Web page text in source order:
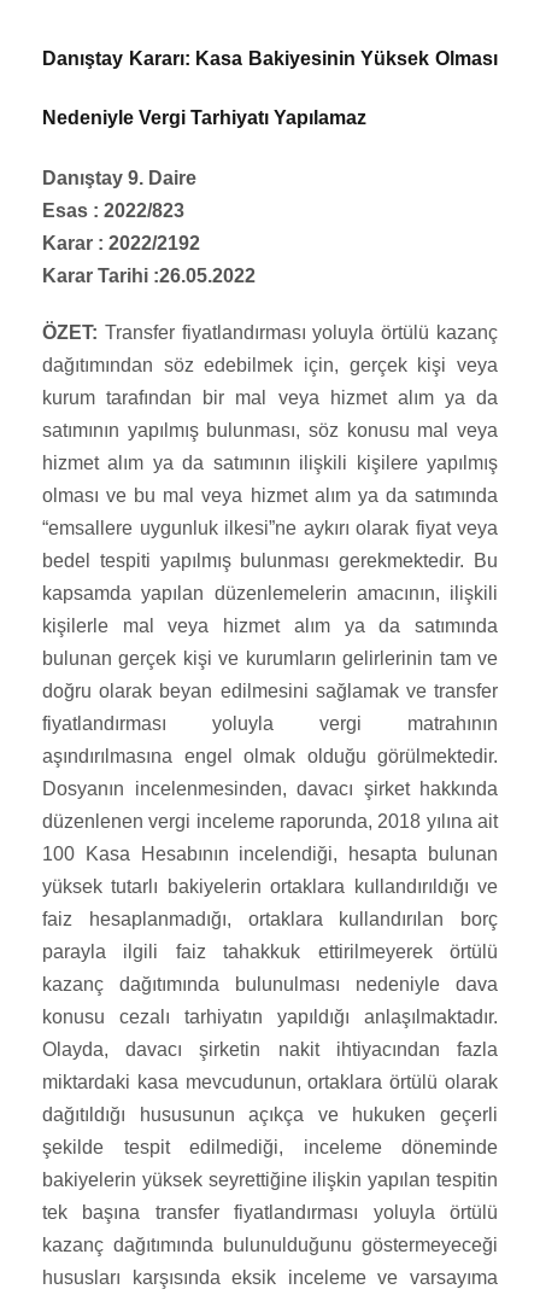
Danıştay Kararı: Kasa Bakiyesinin Yüksek Olması
Nedeniyle Vergi Tarhiyatı Yapılamaz
Danıştay 9. Daire
Esas : 2022/823
Karar : 2022/2192
Karar Tarihi :26.05.2022
ÖZET: Transfer fiyatlandırması yoluyla örtülü kazanç
dağıtımından söz edebilmek için, gerçek kişi veya
kurum tarafından bir mal veya hizmet alım ya da
satımının yapılmış bulunması, söz konusu mal veya
hizmet alım ya da satımının ilişkili kişilere yapılmış
olması ve bu mal veya hizmet alım ya da satımında
“emsallere uygunluk ilkesi”ne aykırı olarak fiyat veya
bedel tespiti yapılmış bulunması gerekmektedir. Bu
kapsamda yapılan düzenlemelerin amacının, ilişkili
kişilerle mal veya hizmet alım ya da satımında
bulunan gerçek kişi ve kurumların gelirlerinin tam ve
doğru olarak beyan edilmesini sağlamak ve transfer
fiyatlandırması yoluyla vergi matrahının
aşındırılmasına engel olmak olduğu görülmektedir.
Dosyanın incelenmesinden, davacı şirket hakkında
düzenlenen vergi inceleme raporunda, 2018 yılına ait
100 Kasa Hesabının incelendiği, hesapta bulunan
yüksek tutarlı bakiyelerin ortaklara kullandırıldığı ve
faiz hesaplanmadığı, ortaklara kullandırılan borç
parayla ilgili faiz tahakkuk ettirilmeyerek örtülü
kazanç dağıtımında bulunulması nedeniyle dava
konusu cezalı tarhiyatın yapıldığı anlaşılmaktadır.
Olayda, davacı şirketin nakit ihtiyacından fazla
miktardaki kasa mevcudunun, ortaklara örtülü olarak
dağıtıldığı hususunun açıkça ve hukuken geçerli
şekilde tespit edilmediği, inceleme döneminde
bakiyelerin yüksek seyrettiğine ilişkin yapılan tespitin
tek başına transfer fiyatlandırması yoluyla örtülü
kazanç dağıtımında bulunulduğunu göstermeyeceği
hususları karşısında eksik inceleme ve varsayıma